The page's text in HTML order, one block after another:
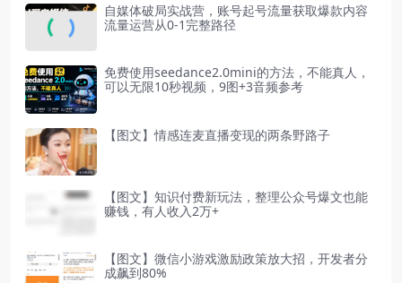
自媒体破局实战营，账号起号流量获取爆款内容
流量运营从0-1完整路径
免费使用seedance2.0mini的方法，不能真人，
可以无限10秒视频，9图+3音频参考
【图文】情感连麦直播变现的两条野路子
【图文】知识付费新玩法，整理公众号爆文也能
赚钱，有人收入2万+
【图文】微信小游戏激励政策放大招，开发者分
成飙到80%